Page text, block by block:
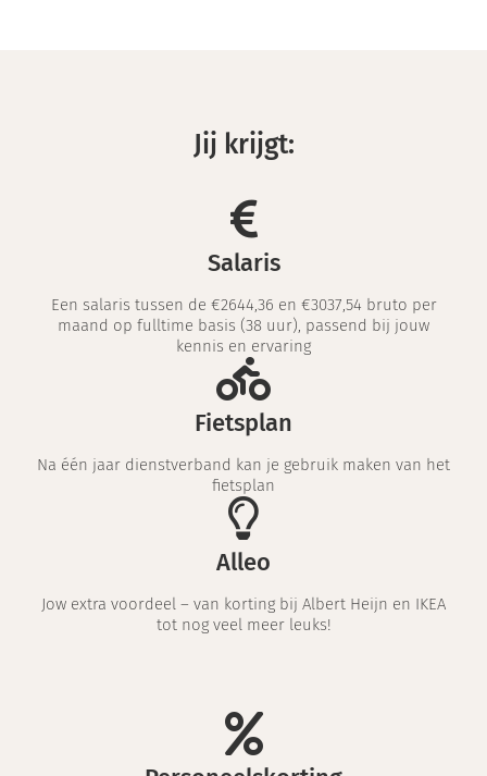
Jij krijgt:
Salaris
Een salaris tussen de €2644,36 en €3037,54 bruto per
maand op fulltime basis (38 uur), passend bij jouw
kennis en ervaring
Fietsplan
Na één jaar dienstverband kan je gebruik maken van het
fietsplan
Alleo
Jow extra voordeel – van korting bij Albert Heijn en IKEA
tot nog veel meer leuks!